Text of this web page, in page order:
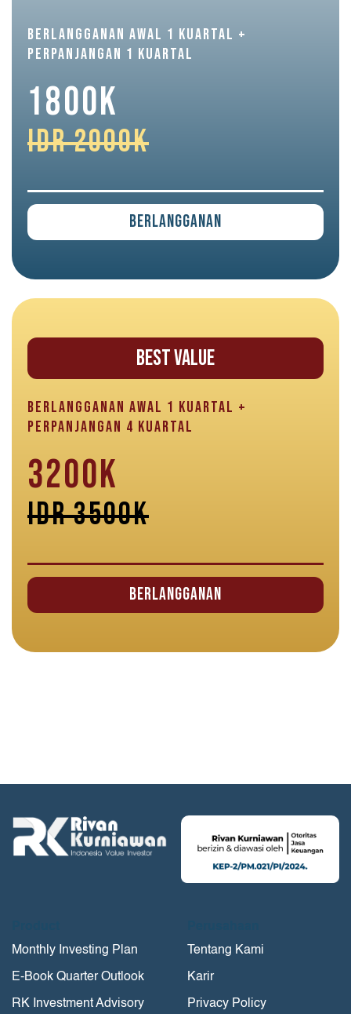
BERLANGGANAN AWAL 1 KUARTAL +
PERPANJANGAN 1 KUARTAL
1800K
IDR 2000K
Berlangganan
BEST VALUE
BERLANGGANAN AWAL 1 KUARTAL +
PERPANJANGAN 4 KUARTAL
3200K
IDR 3500K
Berlangganan
Monthly Investing Plan
E-Book Quarter Outlook
RK Investment Advisory
Tentang Kami
Karir
Privacy Policy